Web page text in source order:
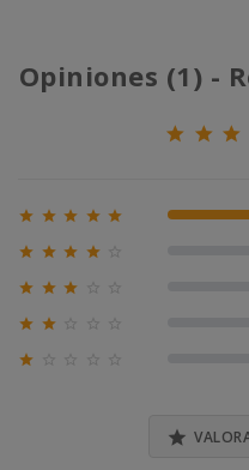
Opiniones (1) -
    
   
  
 

